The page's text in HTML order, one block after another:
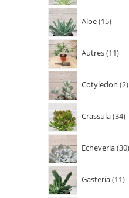
Aloe 15
Autres 11
Cotyledon 2
Crassula 34
Echeveria 30
Gasteria 11